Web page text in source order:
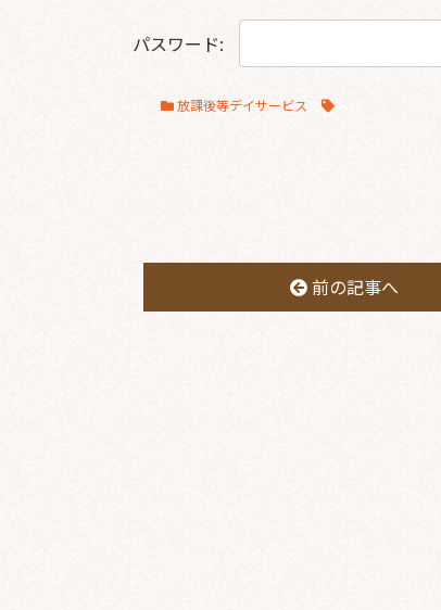
パスワード:
放課後等デイサービス
前の記事へ